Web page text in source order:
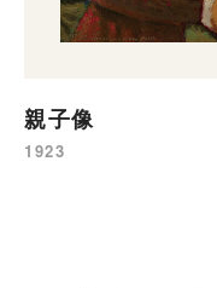
親子像
1923